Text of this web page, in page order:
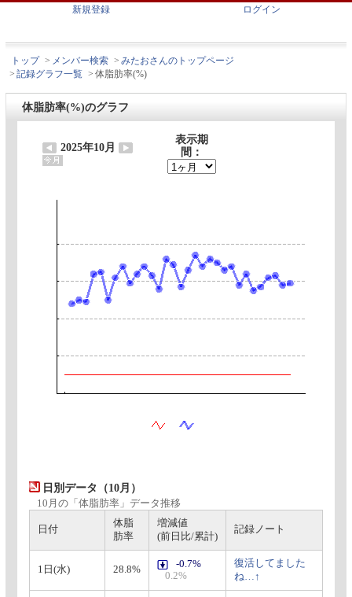
新規登録 ログイン
トップ > メンバー検索 > みたおさんのトップページ
> 記録グラフ一覧 > 体脂肪率(%)
体脂肪率(%)のグラフ
2025年10月
表示期
間：
日別データ（10月）
10月の「体脂肪率」データ推移
日付
体脂
肪率
増減値
(前日比/累計)
記録ノート
1日(水) 28.8%
-0.7%
0.2%
復活してました
ね…↑